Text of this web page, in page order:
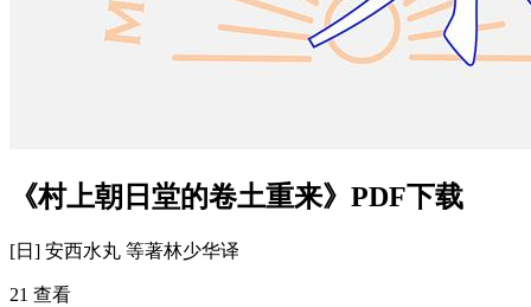
《村上朝日堂的卷土重来》PDF下载
[日] 安西水丸 等著林少华译
21 查看